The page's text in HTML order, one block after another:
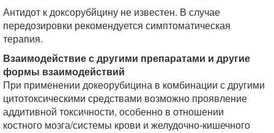
Антидот к доксорубйцину не известен. В случае
передозировки рекомендуется симптоматическая
терапия.
Взаимодействие с другими препаратами и другие
формы взаимодействий
При применении докеорубицина в комбинации с другими
цитотоксическими средствами возможно проявление
аддитивной токсичности, особенно в отношении
костного мозга/системы крови и желудочно-кишечного